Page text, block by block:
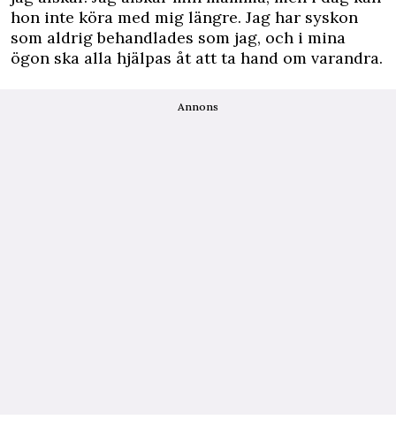
hon inte köra med mig längre. Jag har syskon
som aldrig behandlades som jag, och i mina
ögon ska alla hjälpas åt att ta hand om varandra.
Annons